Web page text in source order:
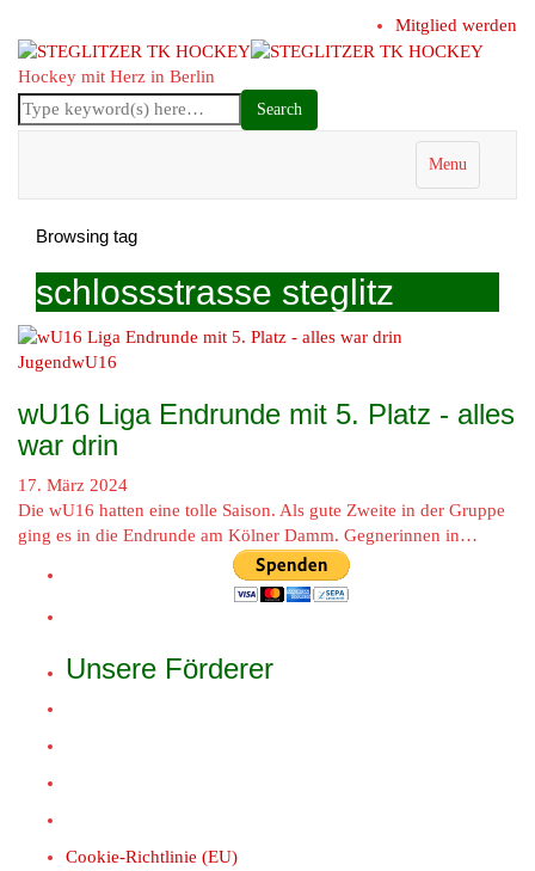
Mitglied werden
Hockey mit Herz in Berlin
Menu
Browsing tag
schlossstrasse steglitz
JugendwU16
wU16 Liga Endrunde mit 5. Platz - alles
war drin
17. März 2024
Die wU16 hatten eine tolle Saison. Als gute Zweite in der Gruppe
ging es in die Endrunde am Kölner Damm. Gegnerinnen in…
Unsere Förderer
Cookie-Richtlinie (EU)